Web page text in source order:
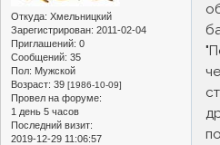
Откуда: Хмельницкий
Зарегистрирован: 2011-02-04
Приглашений: 0
Сообщений: 35
Пол: Мужской
Возраст: 39 [1986-10-09]
Провел на форуме:
1 день 5 часов
Последний визит:
2019-12-29 11:06:57